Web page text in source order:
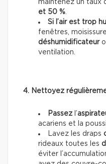
maintenez un taux
et 50 %.
Si l’air est trop
fenêtres,
déshumidificateur
ventilation.
4. Nettoyez
Passez l’
acariens et la
Lavez les draps
rideaux toutes les
éviter